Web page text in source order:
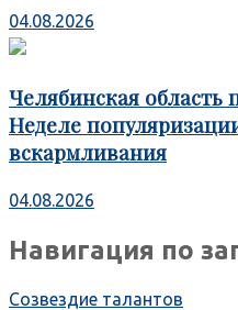
04.08.2026
Челябинская область
Неделе
вскармливания
04.08.2026
Навигация по
Созвездие талантов